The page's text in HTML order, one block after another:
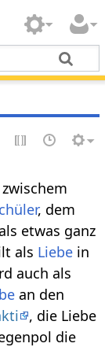
zwischem
, dem
etwas ganz
als Liebe in
auch als
an den
, die Liebe
die